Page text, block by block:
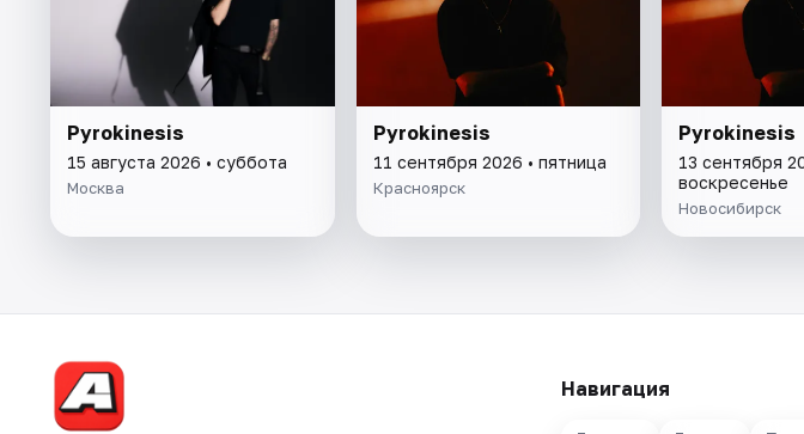
Pyrokinesis
15 августа 2026 • суббота
Москва
Pyrokinesis
11 сентября 2026 • пятница
Красноярск
Pyrokinesis
13 сентября
воскресенье
Новосибирск
Навигация